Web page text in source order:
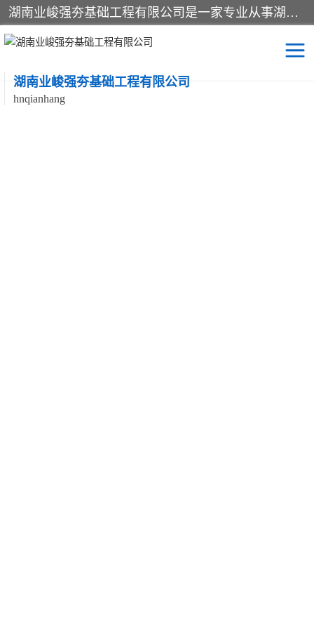
湖南业峻强夯基础工程有限公司是一家专业从事湖南强夯基础工程、强夯机租赁，地基处理的施工单位。业务覆盖：湖南、广东，江西等地。可承接1000KN.m-25000KN.m强夯（置换）工程。公司创始人是国内较早期从事强夯施工的建设者，经过多年的一步一个脚印的发展，在行业内具有较高的度和良好的口碑。
湖南业峻强夯基础工程有限公司
hnqianhang